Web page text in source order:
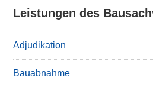
Leistungen des
Adjudikation
Bauabnahme